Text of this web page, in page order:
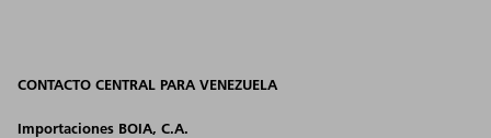
CONTACTO CENTRAL PARA VENEZUELA
Importaciones BOIA, C.A.